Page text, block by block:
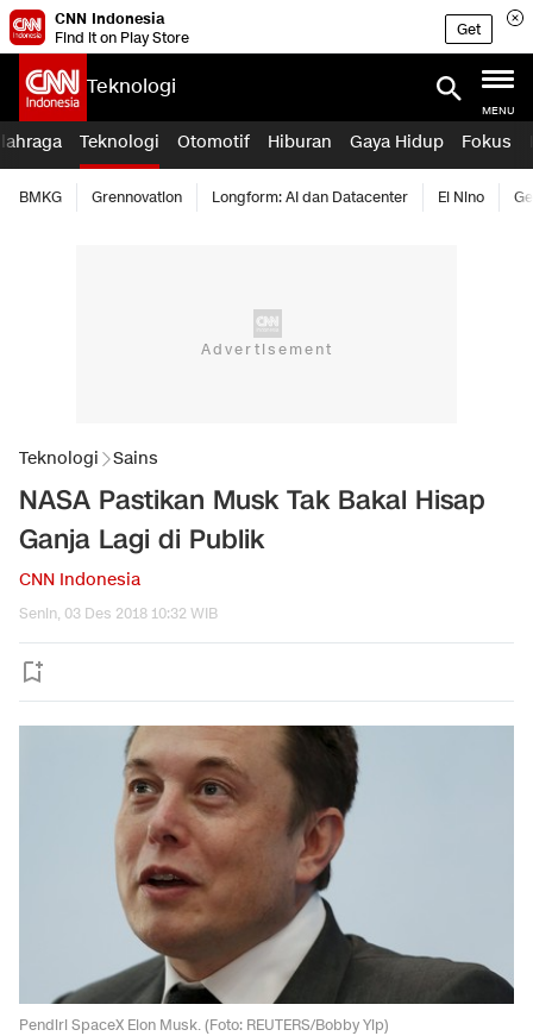
CNN Indonesia
Find it on Play Store
Get
Teknologi
MENU
Teknologi Otomotif Hiburan Gaya Hidup Fokus
BMKG Grennovation Longform: AI dan Datacenter El Nino
Teknologi Sains
NASA Pastikan Musk Tak Bakal Hisap
Ganja Lagi di Publik
CNN Indonesia
Senin, 03 Des 2018 10:32 WIB
Pendiri SpaceX Elon Musk. (Foto: REUTERS/Bobby Yip)